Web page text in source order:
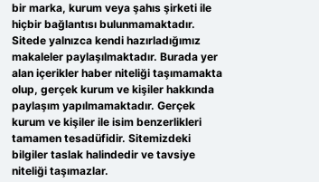
bir marka, kurum veya şahıs şirketi ile
hiçbir bağlantısı bulunmamaktadır.
Sitede yalnızca kendi hazırladığımız
makaleler paylaşılmaktadır. Burada yer
alan içerikler haber niteliği taşımamakta
olup, gerçek kurum ve kişiler hakkında
paylaşım yapılmamaktadır. Gerçek
kurum ve kişiler ile isim benzerlikleri
tamamen tesadüfidir. Sitemizdeki
bilgiler taslak halindedir ve tavsiye
niteliği taşımazlar.